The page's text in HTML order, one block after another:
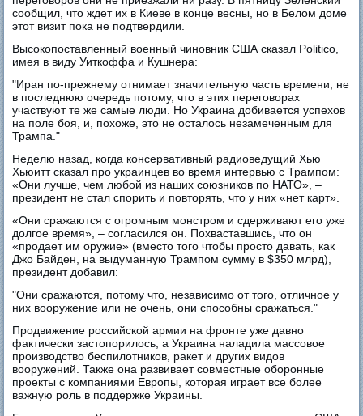
сообщил, что ждет их в Киеве в конце весны, но в Белом доме
этот визит пока не подтвердили.
Высокопоставленный военный чиновник США сказал Politico,
имея в виду Уиткоффа и Кушнера:
"Иран по-прежнему отнимает значительную часть времени, не
в последнюю очередь потому, что в этих переговорах
участвуют те же самые люди. Но Украина добивается успехов
на поле боя, и, похоже, это не осталось незамеченным для
Трампа."
Неделю назад, когда консервативный радиоведущий Хью
Хьюитт сказал про украинцев во время интервью с Трампом:
«Они лучше, чем любой из наших союзников по НАТО», –
президент не стал спорить и повторять, что у них «нет карт».
«Они сражаются с огромным монстром и сдерживают его уже
долгое время», – согласился он. Похваставшись, что он
«продает им оружие» (вместо того чтобы просто давать, как
Джо Байден, на выдуманную Трампом сумму в $350 млрд),
президент добавил:
"Они сражаются, потому что, независимо от того, отличное у
них вооружение или не очень, они способны сражаться."
Продвижение российской армии на фронте уже давно
фактически застопорилось, а Украина наладила массовое
производство беспилотников, ракет и других видов
вооружений. Также она развивает совместные оборонные
проекты с компаниями Европы, которая играет все более
важную роль в поддержке Украины.